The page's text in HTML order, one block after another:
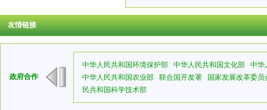
友情链接
政府合作
中华人民共和国环境保护部 中华人民共和国文化部
中华
中华人民共和国农业部
联合国开发署
国家发展改革委员
民共和国科学技术部